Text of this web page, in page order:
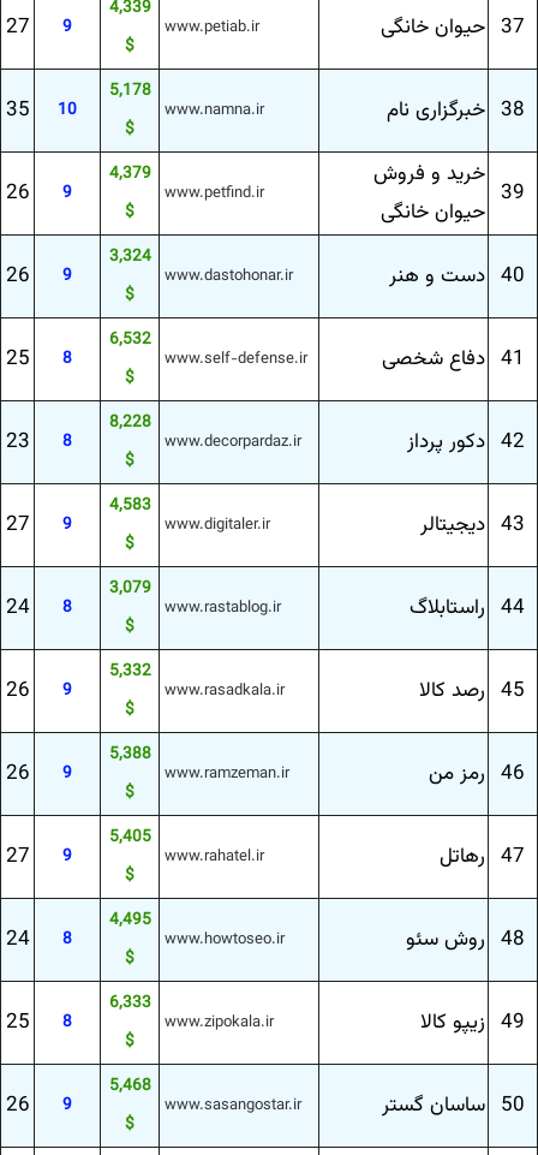
37 حیوان خانگی www.petiab.ir
4,339
$
9
27
38 خبرگزاری نام www.namna.ir
5,178
$
10
35
39
خرید و فروش
حیوان خانگی
www.petfind.ir
4,379
$
9
26
40 دست و هنر www.dastohonar.ir
3,324
$
9
26
41 دفاع شخصی www.self-defense.ir
6,532
$
8
25
42 دكور پرداز www.decorpardaz.ir
8,228
$
8
23
43 دیجیتالر www.digitaler.ir
4,583
$
9
27
44 راستابلاگ www.rastablog.ir
3,079
$
8
24
45 رصد كالا www.rasadkala.ir
5,332
$
9
26
46 رمز من www.ramzeman.ir
5,388
$
9
26
47 رهاتل www.rahatel.ir
5,405
$
9
27
48 روش سئو www.howtoseo.ir
4,495
$
8
24
49 زیپو كالا www.zipokala.ir
6,333
$
8
25
50 ساسان گستر www.sasangostar.ir
5,468
$
9
26